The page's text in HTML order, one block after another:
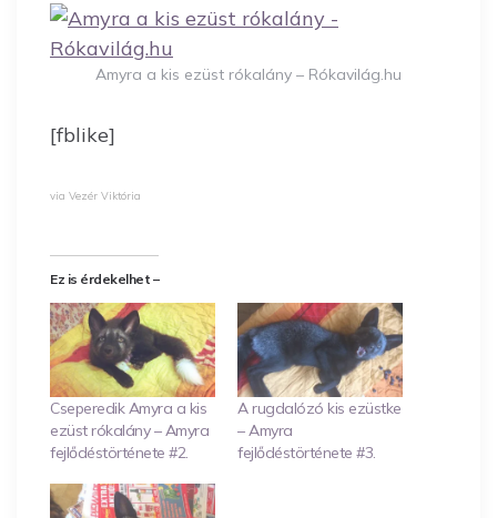
Amyra a kis ezüst rókalány – Rókavilág.hu
[fblike]
via Vezér Viktória
Ez is érdekelhet –
Cseperedik Amyra a kis
ezüst rókalány – Amyra
fejlődéstörténete #2.
A rugdalózó kis ezüstke
– Amyra
fejlődéstörténete #3.